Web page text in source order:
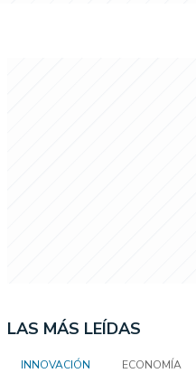
LAS MÁS LEÍDAS
INNOVACIÓN
ECONOMÍA